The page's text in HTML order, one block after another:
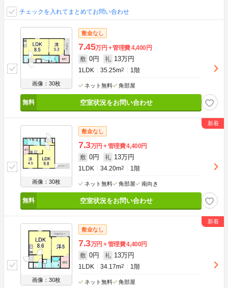
チェックを入れてまとめてお問い合わせ
画像：30枚
敷金なし
7.45万円 管理費4,400円
敷 0円 礼 13万円
1LDK 35.25m2 1階
ネット無料 角部屋
空室状況をお問い合わせ
画像：30枚
敷金なし
7.3万円 管理費4,400円
敷 0円 礼 13万円
1LDK 34.20m2 1階
ネット無料 角部屋 南向き
空室状況をお問い合わせ
画像：30枚
敷金なし
7.3万円 管理費4,400円
敷 0円 礼 13万円
1LDK 34.17m2 1階
ネット無料 角部屋